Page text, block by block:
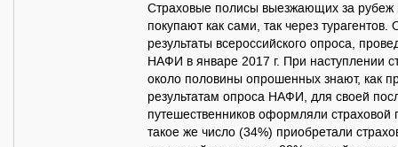
Страховые полисы выезжающих за рубеж
покупают как сами, так через турагентов.
результаты всероссийского опроса,
НАФИ в январе 2017 г. При наступлении
около половины опрошенных знают, как
результатам опроса НАФИ, для своей
путешественников оформляли страховой
такое же число (34%) приобретали